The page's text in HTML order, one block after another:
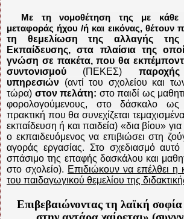
Με τη νομοθέτηση της με κάθε
μεταφοράς ήχου /ή και εικόνας, θέτουν
τη θεμελίωση της αλλαγής
Εκπαίδευσης, στα πλαίσια της
γνώση σε πακέτα, που θα
συντονισμού (ΠΕΚΕΣ) παροχής
υπηρεσιών (αντί του σχολείου και
τώρα) στον πελάτη: στο παιδί ως
φορολογούμενους, στο δάσκαλο ως
πρακτική που θα συνεχίζεται
εκπαίδευση ή και παιδεία) «δια βίου»
ο εκπαιδευόμενος να επιβιώσει στη
αγοράς εργασίας. Στο σχεδιασμό αυτό
σπάσιμο της επαφής δασκάλου και
στο σχολείο). Επιδιώκουν να επέλθει η
του παιδαγωγικού θεμελίου της
Επιβεβαιώνοντας τη λαϊκή